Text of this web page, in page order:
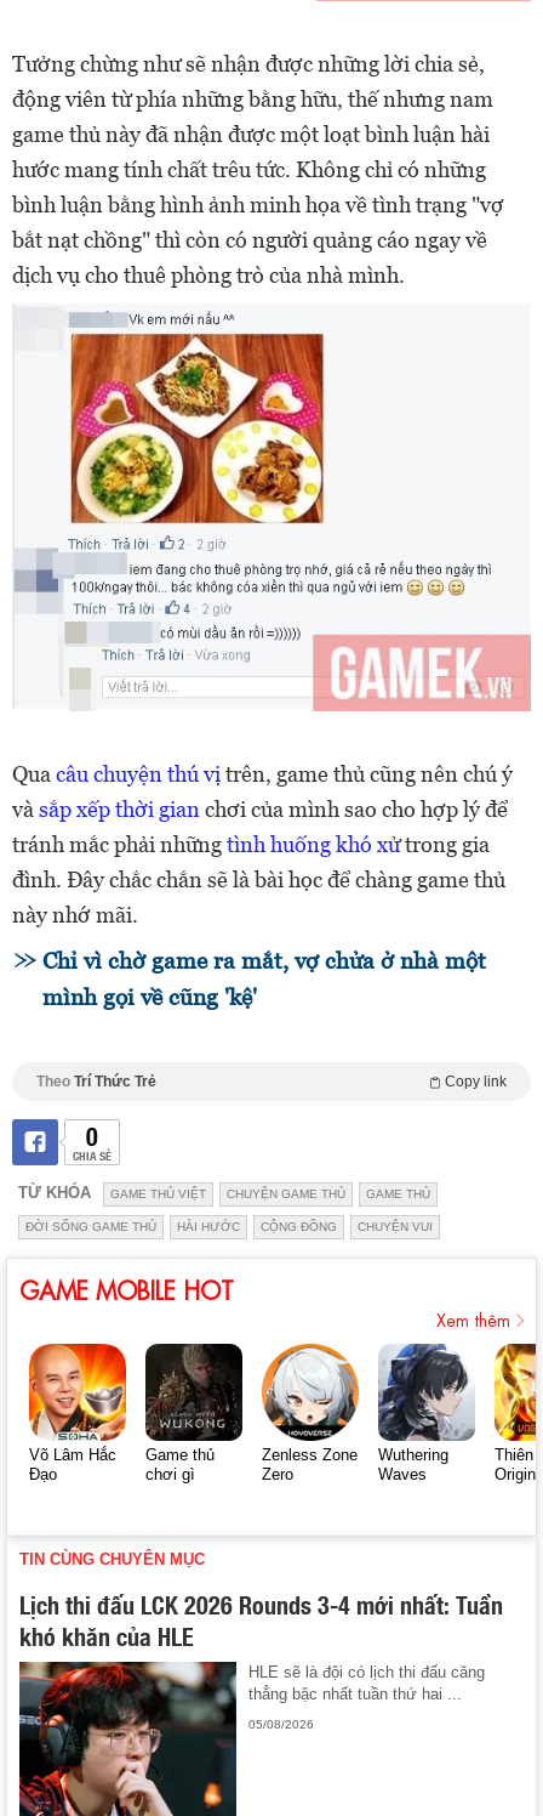
Tưởng chừng như sẽ nhận được những lời chia sẻ,
động viên từ phía những bằng hữu, thế nhưng nam
game thủ này đã nhận được một loạt bình luận hài
hước mang tính chất trêu tức. Không chỉ có những
bình luận bằng hình ảnh minh họa về tình trạng "vợ
bắt nạt chồng" thì còn có người quảng cáo ngay về
dịch vụ cho thuê phòng trò của nhà mình.
Qua câu chuyện thú vị trên, game thủ cũng nên chú ý
và sắp xếp thời gian chơi của mình sao cho hợp lý để
tránh mắc phải nhữngtình huống khó xửtrong gia
đình. Đây chắc chắn sẽ là bài học để chàng game thủ
này nhớ mãi.
Chỉ vì chờ game ra mắt, vợ chửa ở nhà một
mình gọi về cũng 'kệ'
Theo Trí Thức Trẻ Copy link
0
CHIA SẺ
TỪ KHÓA GAME THỦ VIỆT CHUYỆN GAME THỦ GAME THỦ
ĐỜI SỐNG GAME THỦ HÀI HƯỚC CỘNG ĐỒNG CHUYỆN VUI
GAME MOBILE HOT
Xem thêm
Võ Lâm Hắc
Đạo
Game thủ
chơi gì
Zenless Zone
Zero
Wuthering
Waves
Thiên
Origin
TIN CÙNG CHUYÊN MỤC
Lịch thi đấu LCK 2026 Rounds 3-4 mới nhất: Tuần
khó khăn của HLE
HLE sẽ là đội có lịch thi đấu căng
thẳng bậc nhất tuần thứ hai ...
05/08/2026